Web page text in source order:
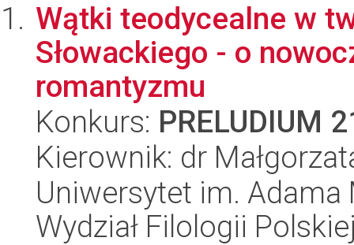
Wątki teodycealne w
Słowackiego - o
romantyzmu
Konkurs: PRELUDIUM
Kierownik: dr
Uniwersytet im.
Wydział Filologii